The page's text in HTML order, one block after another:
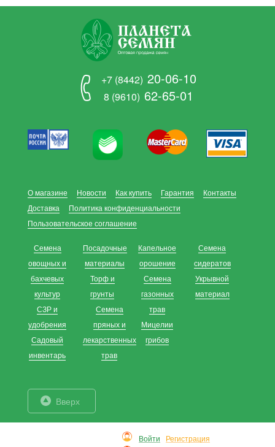
+7 (8442) 20-06-10
8 (9610) 62-65-01
О магазине Новости Как купить Гарантия
Контакты
Доставка
Политика конфиденциальности
Пользовательское соглашение
Семена
овощных и
бахчевых
культур
СЗР и
удобрения
Садовый
инвентарь
Посадочные
материалы
Торф и
грунты
Семена
пряных и
лекарственных
трав
Капельное
орошение
Семена
газонных
трав
Мицелии
грибов
Семена
сидератов
Укрывной
материал
Вверх
Войти
Регистрация